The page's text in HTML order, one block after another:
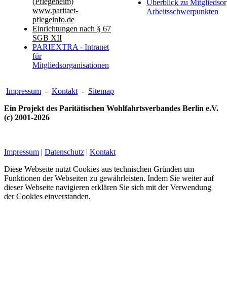
www.paritaet-
pflegeinfo.de
Einrichtungen nach § 67
SGB XII
PARIEXTRA - Intranet
für
Mitgliedsorganisationen
Überblick zu
Arbeitsschwerpunkten
Impressum - Kontakt - Sitemap
Ein Projekt des Paritätischen Wohlfahrtsverbandes Berlin e.V.
(c) 2001-2026
Impressum | Datenschutz | Kontakt
Diese Webseite nutzt Cookies aus technischen Gründen um
Funktionen der Webseiten zu gewährleisten. Indem Sie weiter auf
dieser Webseite navigieren erklären Sie sich mit der Verwendung
der Cookies einverstanden.